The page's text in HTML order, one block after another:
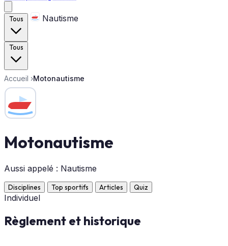
Tous Nautisme
Tous
Accueil ›Motonautisme
Motonautisme
Aussi appelé : Nautisme
Disciplines Top sportifs Articles Quiz
Individuel
Règlement et historique